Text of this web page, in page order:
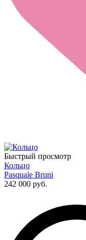
Быстрый просмотр
Кольцо
Pasquale Bruni
242 000 руб.